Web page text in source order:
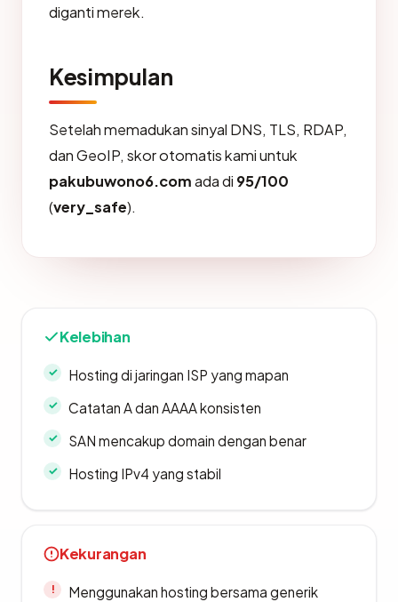
diganti merek.
Kesimpulan
Setelah memadukan sinyal DNS, TLS, RDAP,
dan GeoIP, skor otomatis kami untuk
pakubuwono6.comada di 95/100
(very_safe).
Kelebihan
Hosting di jaringan ISP yang mapan
Catatan A dan AAAA konsisten
SAN mencakup domain dengan benar
Hosting IPv4 yang stabil
Kekurangan
Menggunakan hosting bersama generik